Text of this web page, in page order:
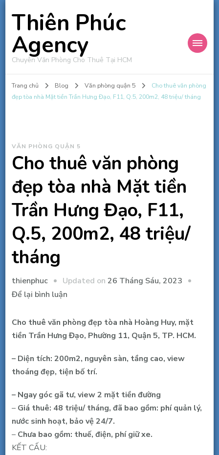
Thiên Phúc
Agency
Chuyên Văn Phòng Cho Thuê Tại HCM
Trang chủ Blog Văn phòng quận 5
Cho thuê văn phòng
đẹp tòa nhà Mặt tiền Trần Hưng Đạo, F11, Q.5, 200m2, 48 triệu/ tháng
VĂN PHÒNG QUẬN 5
Cho thuê văn phòng
đẹp tòa nhà Mặt tiền
Trần Hưng Đạo, F11,
Q.5, 200m2, 48 triệu/
tháng
thienphuc Updated on 26 Tháng Sáu, 2023
Để lại bình luậntại
thuê
văn
đẹp
tòa
Mặt
tiền
Trần
Hưng
Cho thuê văn phòng đẹp tòa nhà Hoàng Huy, mặt
tiền Trần Hưng Đạo, Phường 11, Quận 5, TP. HCM.
– Diện tích: 200m2, nguyên sàn, tầng cao, view
thoáng đẹp, tiện bố trí.
– Ngay góc gã tư, view 2 mặt tiền đường
–Giá thuê: 48 triệu/ tháng, đã bao gồm: phí quản lý,
nước sinh hoạt, bảo vệ 24/7.
– Chưa bao gồm: thuế, điện, phí giữ xe.
KẾT CẤU: